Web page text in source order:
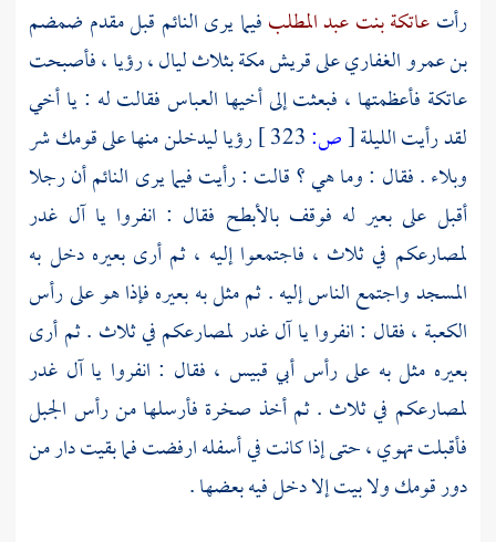
رأتعاتكة بنت عبد المطلبفيما يرى النائم قبل مقدم ضمضم
بن عمرو الغفاريعلىقريشمكةبثلاث ليال ، رؤيا ، فأصبحت
عاتكة فأعظمتها ، فبعثت إلى أخيها العباسفقالت له : يا أخي
لقد رأيت الليلة[ص:
رؤيا ليدخلن منها على قومك شر
وبلاء . فقال : وما هي ؟ قالت : رأيت فيما يرى النائم أن رجلا
أقبل على بعير له فوقف بالأبطح فقال : انفروا يا آل غدر
لمصارعكم في ثلاث ، فاجتمعوا إليه ، ثم أرى بعيره دخل به
المسجد واجتمع الناس إليه . ثم مثل به بعيره فإذا هو على رأس
الكعبة ،فقال : انفروا يا آل غدر لمصارعكم في ثلاث . ثم أرى
بعيره مثل به على رأس أبي قبيس ، فقال : انفروا يا آل غدر
لمصارعكم في ثلاث . ثم أخذ صخرة فأرسلها من رأس الجبل
فأقبلت تهوي ، حتى إذا كانت في أسفله ارفضت فما بقيت دار من
دور قومك ولا بيت إلا دخل فيه بعضها .